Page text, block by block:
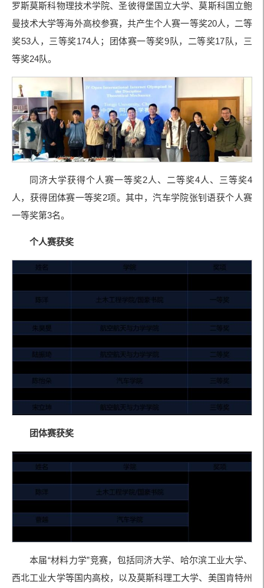
罗斯莫斯科物理技术学院、圣彼得堡国立大学、莫斯科国立鲍
曼技术大学等海外高校参赛，共产生个人赛一等奖20人，二等
奖53人，三等奖174人；团体赛一等奖9队，二等奖17队，三
等奖24队。
同济大学获得个人赛一等奖2人、二等奖4人、三等奖4
人，获得团体赛一等奖2项。其中，汽车学院张钊语获个人赛
一等奖第3名。
个人赛获奖
团体赛获奖
本届“材料力学”竞赛，包括同济大学、哈尔滨工业大学、
西北工业大学等国内高校，以及莫斯科理工大学、美国肯特州